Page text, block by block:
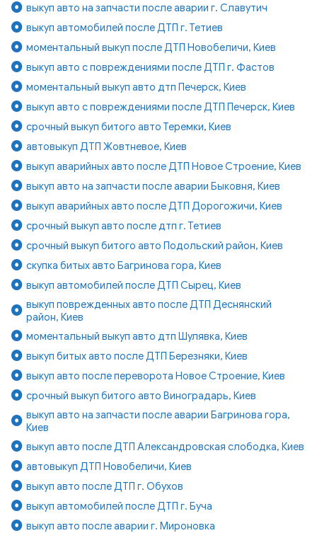
выкуп авто на запчасти после аварии г. Славутич
выкуп автомобилей после ДТП г. Тетиев
моментальный выкуп после ДТП Новобеличи, Киев
выкуп авто с повреждениями после ДТП г. Фастов
моментальный выкуп авто дтп Печерск, Киев
выкуп авто с повреждениями после ДТП Печерск, Киев
срочный выкуп битого авто Теремки, Киев
автовыкуп ДТП Жовтневое, Киев
выкуп аварийных авто после ДТП Новое Строение, Киев
выкуп авто на запчасти после аварии Быковня, Киев
выкуп аварийных авто после ДТП Дорогожичи, Киев
срочный выкуп авто после дтп г. Тетиев
срочный выкуп битого авто Подольский район, Киев
скупка битых авто Багринова гора, Киев
выкуп автомобилей после ДТП Сырец, Киев
выкуп поврежденных авто после ДТП Деснянский
район, Киев
моментальный выкуп авто дтп Шулявка, Киев
выкуп битых авто после ДТП Березняки, Киев
выкуп авто после переворота Новое Строение, Киев
срочный выкуп битого авто Виноградарь, Киев
выкуп авто на запчасти после аварии Багринова гора,
Киев
выкуп авто после ДТП Александровская слободка, Киев
автовыкуп ДТП Новобеличи, Киев
выкуп авто после ДТП г. Обухов
выкуп автомобилей после ДТП г. Буча
выкуп авто после аварии г. Мироновка